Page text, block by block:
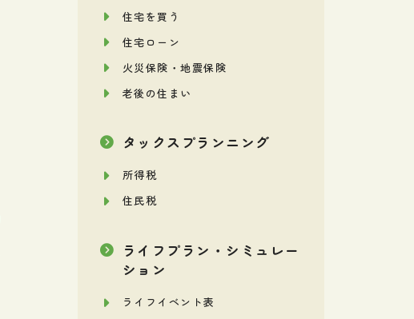
住宅を買う
住宅ローン
火災保険・地震保険
老後の住まい
タックスプランニング
所得税
住民税
ライフプラン・シミュレー
ション
ライフイベント表